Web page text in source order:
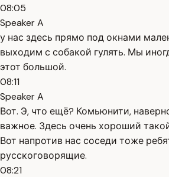
08:05
Speaker A
у нас здесь прямо под окнами
выходим с собакой гулять. Мы
этот большой.
08:11
Speaker A
Вот. Э, что ещё? Комьюнити,
важное. Здесь очень хороший
Вот напротив нас соседи тоже
русскоговорящие.
08:21